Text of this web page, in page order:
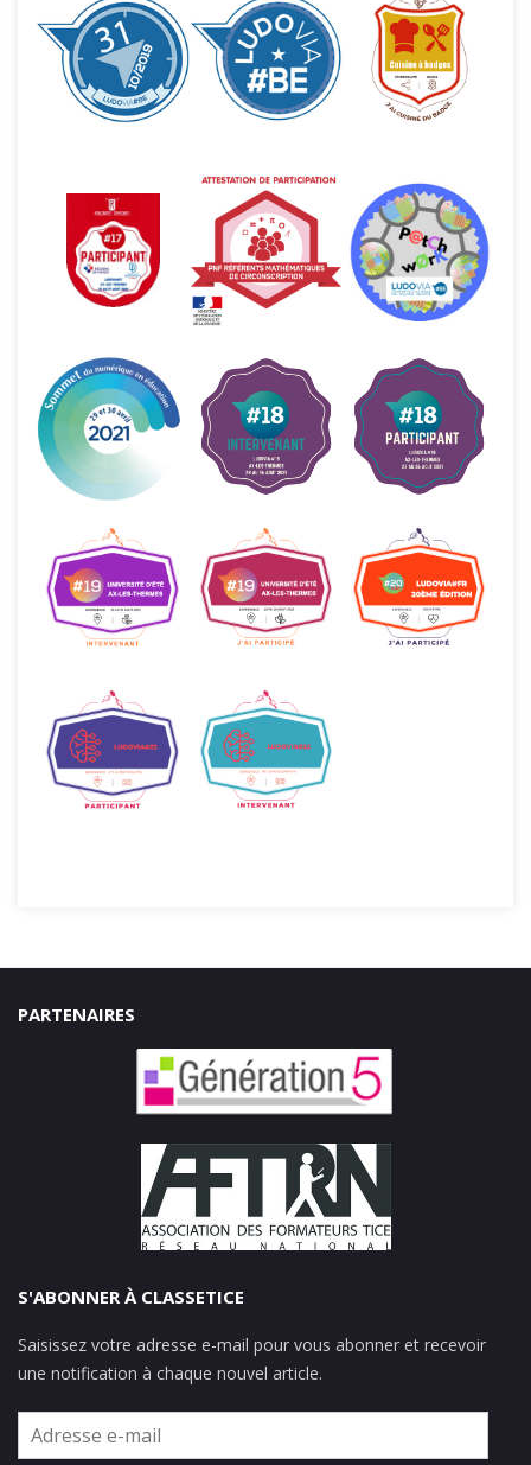
PARTENAIRES
S'ABONNER À CLASSETICE
Saisissez votre adresse e-mail pour vous abonner et recevoir
une notification à chaque nouvel article.
Adresse
e-